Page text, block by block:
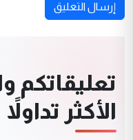
إرسال التعليق
تعليقاتكم
الأكثر تداولاً